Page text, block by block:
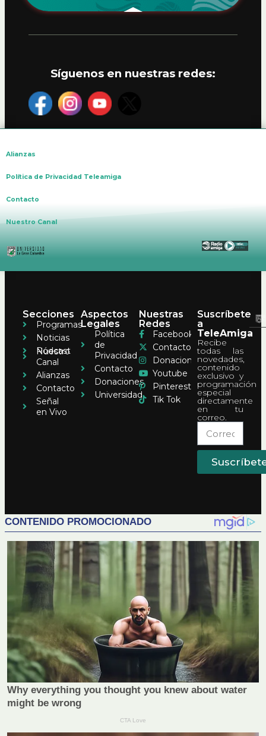
Síguenos en nuestras redes:
Alianzas
Política de Privacidad Teleamiga
Contacto
Nuestro Canal
Secciones
Programas
Noticias
Pódcast
Nuestro
Canal
Alianzas
Contacto
Señal
en Vivo
Aspectos
Legales
Política
de
Privacidad
Contacto
Donaciones
Universidad
Nuestras
Redes
Facebook
Contacto
Donaciones
Youtube
Pinterest
Tik Tok
Suscríbete
a
TeleAmiga
Recibe
todas las
novedades,
contenido
exclusivo y
programación
especial
directamente
en tu
correo.